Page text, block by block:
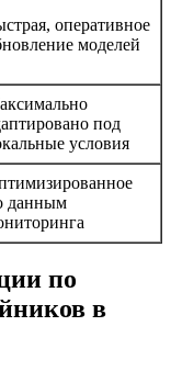
оперативное
моделей
под
условия
данным
по
в